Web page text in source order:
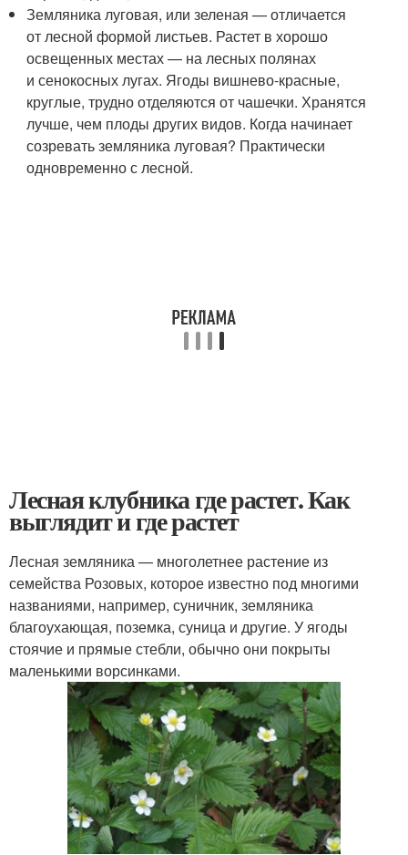
Земляника луговая, или зеленая — отличается
от лесной формой листьев. Растет в хорошо
освещенных местах — на лесных полянах
и сенокосных лугах. Ягоды вишнево-красные,
круглые, трудно отделяются от чашечки. Хранятся
лучше, чем плоды других видов. Когда начинает
созревать земляника луговая? Практически
одновременно с лесной.
Лесная клубника где растет. Как
выглядит и где растет
Лесная земляника — многолетнее растение из
семейства Розовых, которое известно под многими
названиями, например, суничник, земляника
благоухающая, поземка, суница и другие. У ягоды
стоячие и прямые стебли, обычно они покрыты
маленькими ворсинками.